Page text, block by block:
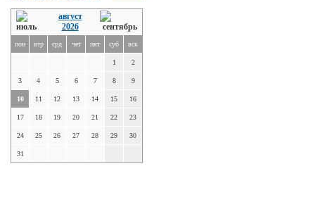
август
2026
пон втр срд чет пят суб вск
1 2
3 4 5 6 7 8 9
10 11 12 13 14 15 16
17 18 19 20 21 22 23
24 25 26 27 28 29 30
31